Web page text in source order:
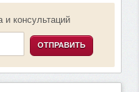
консультаций
ОТПРАВИТЬ